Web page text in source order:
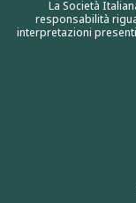
La Società
responsabilità
interpretazioni